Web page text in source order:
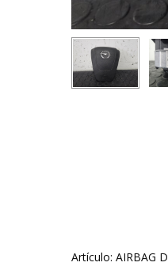
Artículo: AIRBAG